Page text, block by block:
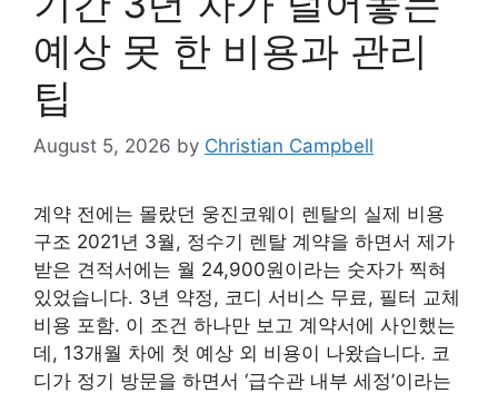
예상 못 한 비용과 관리
팁
August 5, 2026 by Christian Campbell
계약 전에는 몰랐던 웅진코웨이 렌탈의 실제 비용
구조 2021년 3월, 정수기 렌탈 계약을 하면서 제가
받은 견적서에는 월 24,900원이라는 숫자가 찍혀
있었습니다. 3년 약정, 코디 서비스 무료, 필터 교체
비용 포함. 이 조건 하나만 보고 계약서에 사인했는
데, 13개월 차에 첫 예상 외 비용이 나왔습니다. 코
디가 정기 방문을 하면서 ‘급수관 내부 세정’이라는